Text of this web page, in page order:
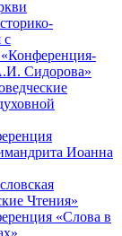
с
Сидорова»
Иоанна
Чтения»
«Cлова в